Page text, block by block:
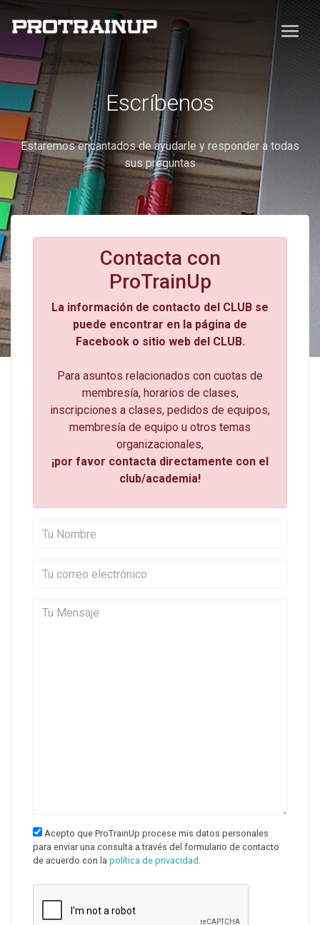
Escríbenos
Estaremos encantados de ayudarle y responder a todas
sus preguntas
Contacta con
ProTrainUp
La información de contacto del CLUB se
puede encontrar en la página de
Facebook o sitio web del CLUB.
Para asuntos relacionados con cuotas de
membresía, horarios de clases,
inscripciones a clases, pedidos de equipos,
membresía de equipo u otros temas
organizacionales,
¡por favor contacta directamente con el
club/academia!
Acepto que ProTrainUp procese mis datos personales
para enviar una consulta a través del formulario de contacto
de acuerdo con la política de privacidad .